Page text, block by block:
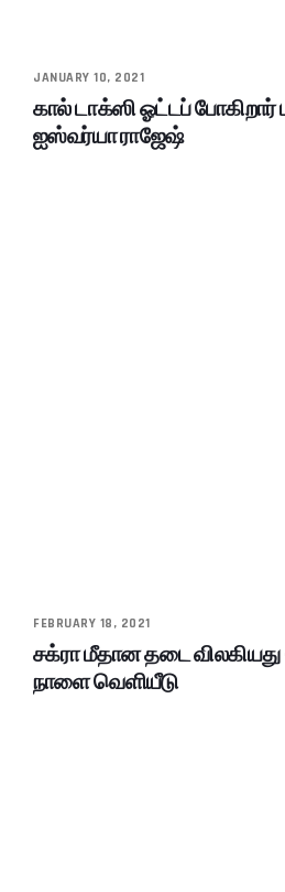
JANUARY 10, 2021
கால் டாக்ஸி ஓட்டப் போகிறார்
ஐஸ்வர்யா ராஜேஷ்
FEBRUARY 18, 2021
சக்ரா மீதான தடை
நாளை வெளியீடு